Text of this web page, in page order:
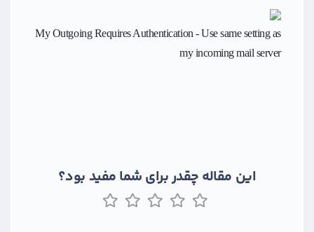
My Outgoing Requires Authentication - Use same setting as
my incoming mail server
این مقاله چقدر برای شما مفید بود؟